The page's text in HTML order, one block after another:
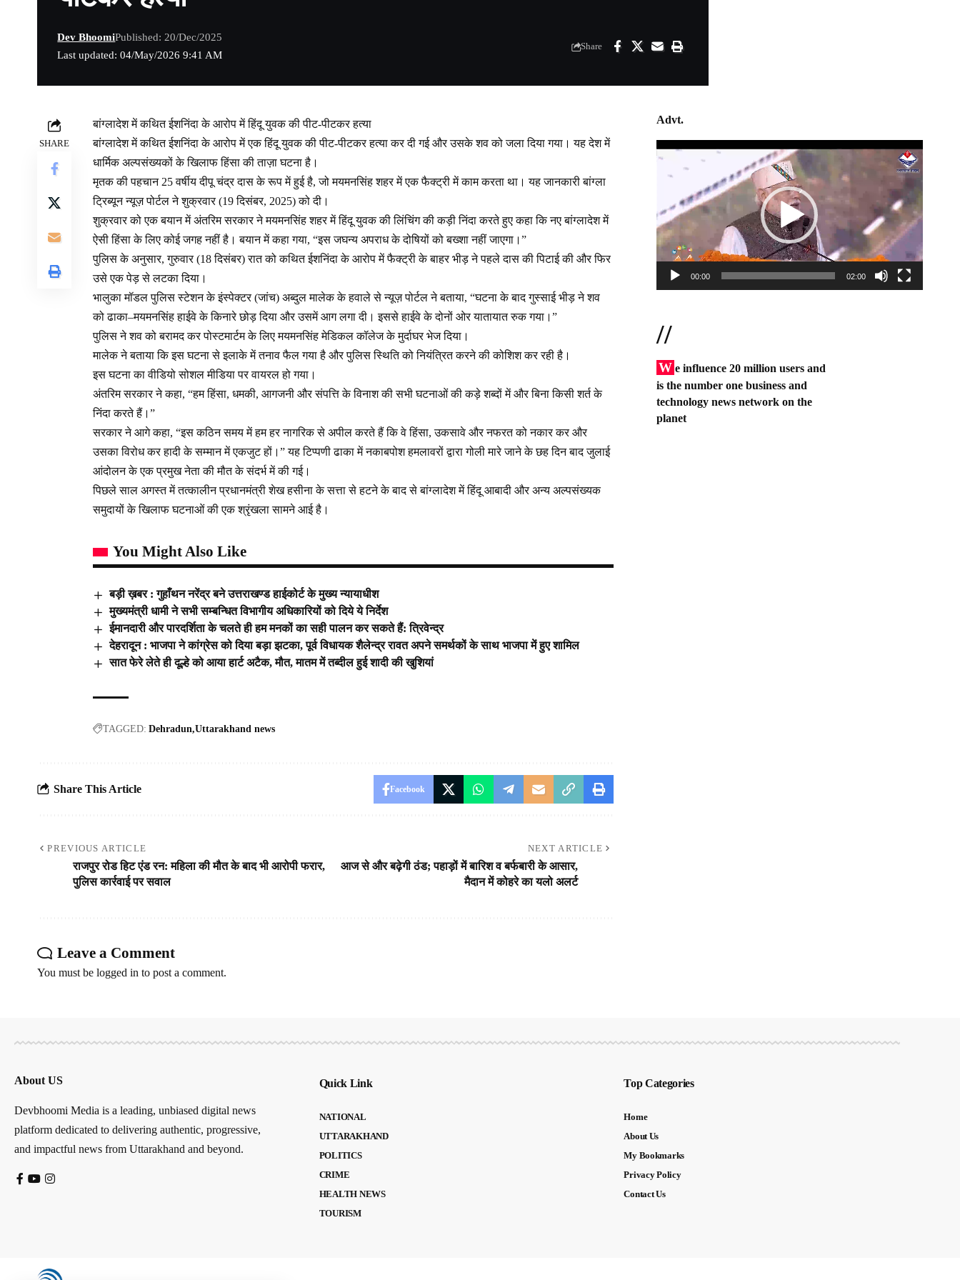
Last updated: 04/May/2026 9:41 AM
Dev BhoomiPublished: 20/Dec/2025
Share
SHARE
बांग्लादेश में कथित ईशनिंदा के आरोप में हिंदू युवक की पीट-पीटकर हत्या
बांग्लादेश में कथित ईशनिंदा के आरोप में एक हिंदू युवक की पीट-पीटकर हत्या कर दी गई और उसके शव को जला दिया गया। यह देश में
धार्मिक अल्पसंख्यकों के खिलाफ हिंसा की ताज़ा घटना है।
मृतक की पहचान 25 वर्षीय दीपू चंद्र दास के रूप में हुई है, जो मयमनसिंह शहर में एक फैक्ट्री में काम करता था। यह जानकारी बांग्ला
ट्रिब्यून न्यूज़ पोर्टल ने शुक्रवार (19 दिसंबर, 2025) को दी।
शुक्रवार को एक बयान में अंतरिम सरकार ने मयमनसिंह शहर में हिंदू युवक की लिंचिंग की कड़ी निंदा करते हुए कहा कि नए बांग्लादेश में
ऐसी हिंसा के लिए कोई जगह नहीं है। बयान में कहा गया, “इस जघन्य अपराध के दोषियों को बख्शा नहीं जाएगा।”
पुलिस के अनुसार, गुरुवार (18 दिसंबर) रात को कथित ईशनिंदा के आरोप में फैक्ट्री के बाहर भीड़ ने पहले दास की पिटाई की और फिर
उसे एक पेड़ से लटका दिया।
भालुका मॉडल पुलिस स्टेशन के इंस्पेक्टर (जांच) अब्दुल मालेक के हवाले से न्यूज़ पोर्टल ने बताया, “घटना के बाद गुस्साई भीड़ ने शव
को ढाका–मयमनसिंह हाईवे के किनारे छोड़ दिया और उसमें आग लगा दी। इससे हाईवे के दोनों ओर यातायात रुक गया।”
पुलिस ने शव को बरामद कर पोस्टमार्टम के लिए मयमनसिंह मेडिकल कॉलेज के मुर्दाघर भेज दिया।
मालेक ने बताया कि इस घटना से इलाके में तनाव फैल गया है और पुलिस स्थिति को नियंत्रित करने की कोशिश कर रही है।
इस घटना का वीडियो सोशल मीडिया पर वायरल हो गया।
अंतरिम सरकार ने कहा, “हम हिंसा, धमकी, आगजनी और संपत्ति के विनाश की सभी घटनाओं की कड़े शब्दों में और बिना किसी शर्त के
निंदा करते हैं।”
सरकार ने आगे कहा, “इस कठिन समय में हम हर नागरिक से अपील करते हैं कि वे हिंसा, उकसावे और नफरत को नकार कर और
उसका विरोध कर हादी के सम्मान में एकजुट हों।” यह टिप्पणी ढाका में नकाबपोश हमलावरों द्वारा गोली मारे जाने के छह दिन बाद जुलाई
आंदोलन के एक प्रमुख नेता की मौत के संदर्भ में की गई।
पिछले साल अगस्त में तत्कालीन प्रधानमंत्री शेख हसीना के सत्ता से हटने के बाद से बांग्लादेश में हिंदू आबादी और अन्य अल्पसंख्यक
समुदायों के खिलाफ घटनाओं की एक श्रृंखला सामने आई है।
You Might Also Like
बड़ी ख़बर : गुहाँथन नरेंद्र बने उत्तराखण्ड हाईकोर्ट के मुख्य न्यायाधीश
मुख्यमंत्री धामी ने सभी सम्बन्धित विभागीय अधिकारियों को दिये ये निर्देश
ईमानदारी और पारदर्शिता के चलते ही हम मनकों का सही पालन कर सकते हैं: त्रिवेन्द्र
देहरादून : भाजपा ने कांग्रेस को दिया बड़ा झटका, पूर्व विधायक शैलेन्द्र रावत अपने समर्थकों के साथ भाजपा में हुए शामिल
सात फेरे लेते ही दूल्हे को आया हार्ट अटैक, मौत, मातम में तब्दील हुई शादी की खुशियां
TAGGED: Dehradun Uttarakhand news
Share This Article Facebook
PREVIOUS ARTICLE
राजपुर रोड हिट एंड रन: महिला की मौत के बाद भी आरोपी फरार,
पुलिस कार्रवाई पर सवाल
NEXT ARTICLE
आज से और बढ़ेगी ठंड; पहाड़ों में बारिश व बर्फबारी के आसार,
मैदान में कोहरे का यलो अलर्ट
Leave a Comment
You must be logged in to post a comment.
Advt.
Video
00:00 02:00
//
W e influence 20 million users and
is the number one business and
technology news network on the
planet
About US
Devbhoomi Media is a leading, unbiased digital news
platform dedicated to delivering authentic, progressive,
and impactful news from Uttarakhand and beyond.
Quick Link
NATIONAL
UTTARAKHAND
POLITICS
CRIME
HEALTH NEWS
TOURISM
Top Categories
Home
About Us
My Bookmarks
Privacy Policy
Contact Us